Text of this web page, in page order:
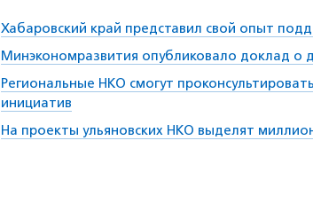
Хабаровский край представил свой опыт
Минэкономразвития опубликовало доклад о
Региональные НКО смогут
инициатив
На проекты ульяновских НКО выделят